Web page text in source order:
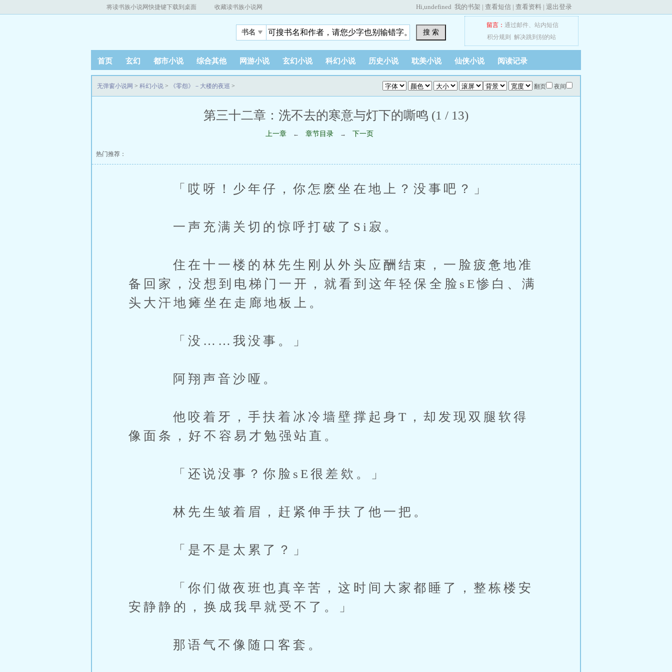
将读书族小说网快捷键下载到桌面 收藏读书族小说网 Hi,undefined 我的书架 | 查看短信 | 查看资料 | 退出登录
书名 搜 索
留言： 通过邮件、 站内短信
积分规则
解决跳到别的站
首页 玄幻 都市小说 综合其他 网游小说 玄幻小说 科幻小说 历史小说 耽美小说 仙侠小说 阅读记录
翻页 夜间
无弹窗小说网 > 科幻小说 > 《零怨》－大楼的夜巡 >
第三十二章：洗不去的寒意与灯下的嘶鸣 (1 / 13)
上一章 ← 章节目录 → 下一页
热门推荐：
「哎呀！少年仔，你怎麽坐在地上？没事吧？」
一声充满关切的惊呼打破了Si寂。
住在十一楼的林先生刚从外头应酬结束，一脸疲惫地准
备回家，没想到电梯门一开，就看到这年轻保全脸sE惨白、满
头大汗地瘫坐在走廊地板上。
「没……我没事。」
阿翔声音沙哑。
他咬着牙，手扶着冰冷墙壁撑起身T，却发现双腿软得
像面条，好不容易才勉强站直。
「还说没事？你脸sE很差欸。」
林先生皱着眉，赶紧伸手扶了他一把。
「是不是太累了？」
「你们做夜班也真辛苦，这时间大家都睡了，整栋楼安
安静静的，换成我早就受不了。」
那语气不像随口客套。